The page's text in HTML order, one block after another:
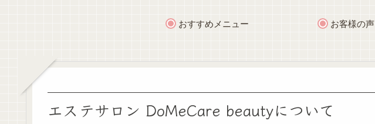
おすすめメニュー お客様の声
エステサロン DoMeCare beautyについて